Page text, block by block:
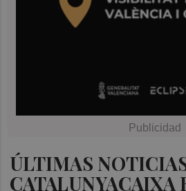
ÚLTIMAS
CATALUNYACAIXA